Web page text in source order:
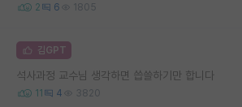
2 6 1805
김GPT
석사과정 교수님 생각하면 씁쓸하기만 합니다
11 4 3820